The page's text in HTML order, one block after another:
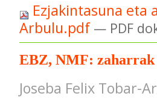
Ezjakintasuna eta
Arbulu.pdf — PDF
EBZ, NMF:
Joseba Felix Tobar-